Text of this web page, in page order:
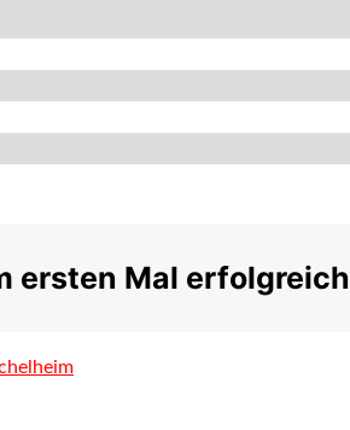
ersten Mal erfolgreich